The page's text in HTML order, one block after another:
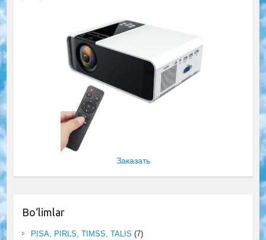
Заказать
Bo‘limlar
PISA, PIRLS, TIMSS, TALIS (7)